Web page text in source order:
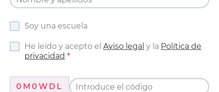
Soy una escuela
He leído y acepto el Aviso legal y la Política de
privacidad
0M0WDL